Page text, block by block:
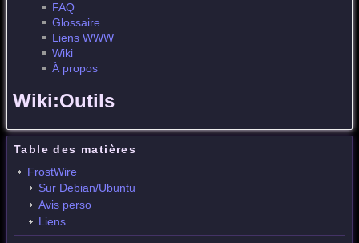
FAQ
Glossaire
Liens WWW
Wiki
À propos
Wiki:Outils
Table des matières
FrostWire
Sur Debian/Ubuntu
Avis perso
Liens